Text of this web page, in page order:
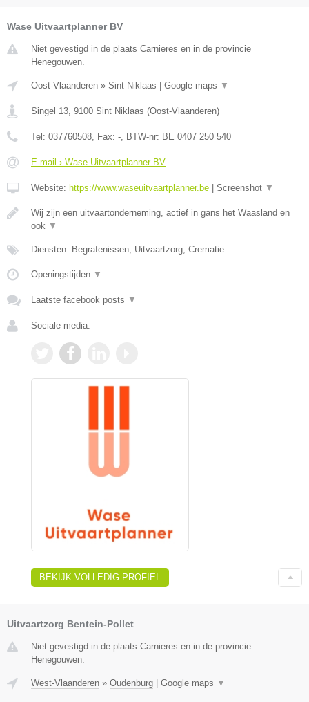
Wase Uitvaartplanner BV
Niet gevestigd in de plaats Carnieres en in de provincie
Henegouwen.
Oost-Vlaanderen » Sint Niklaas Google maps ▼
Singel 13 9100 Sint Niklaas (Oost-Vlaanderen)
Tel: 037760508 , Fax: - , BTW-nr: BE 0407 250 540
E-mail › Wase Uitvaartplanner BV
Website: https://www.waseuitvaartplanner.be Screenshot ▼
Wij zijn een uitvaartonderneming, actief in gans het Waasland en
ook ▼
Diensten: Begrafenissen, Uitvaartzorg, Crematie
Openingstijden ▼
Laatste facebook posts ▼
Sociale media:
BEKIJK VOLLEDIG PROFIEL
Uitvaartzorg Bentein-Pollet
Niet gevestigd in de plaats Carnieres en in de provincie
Henegouwen.
West-Vlaanderen » Oudenburg | Google maps ▼